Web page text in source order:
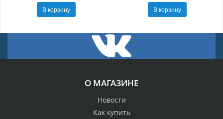
В корзину
В корзину
О МАГАЗИНЕ
Новости
Как купить